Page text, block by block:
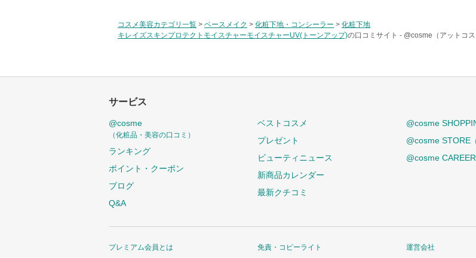
コスメ美容カテゴリ一覧 > ベースメイク > 化粧下地・コンシーラー > 化粧下地
キレイズスキンプロテクトモイスチャーモイスチャーUV(トーンアップ)の口コミサイト - @cosme（アットコス
サービス
@cosme
（化粧品・美容の口コミ）
ランキング
ポイント・クーポン
ブログ
Q&A
ベストコスメ
プレゼント
ビューティニュース
新商品カレンダー
最新クチコミ
@cosme
@cosme STORE
@cosme CAREER
プレミアム会員とは
免責・コピーライト
運営会社